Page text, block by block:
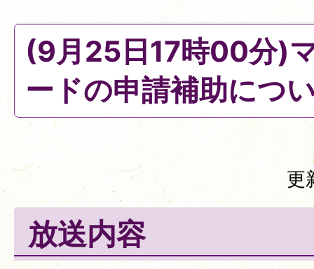
(9月25日17時00分)
ードの申請補助につ
更
放送内容